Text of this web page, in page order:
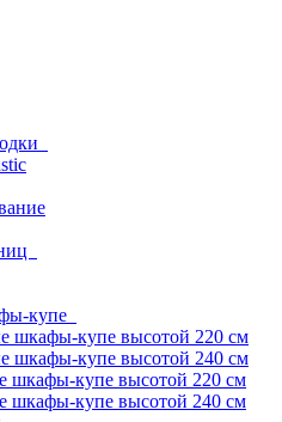
купе
шкафы-купе высотой 220 см
шкафы-купе высотой 240 см
шкафы-купе высотой 220 см
шкафы-купе высотой 240 см